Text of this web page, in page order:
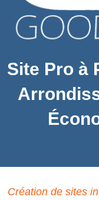
Site Pro à
Création de sites